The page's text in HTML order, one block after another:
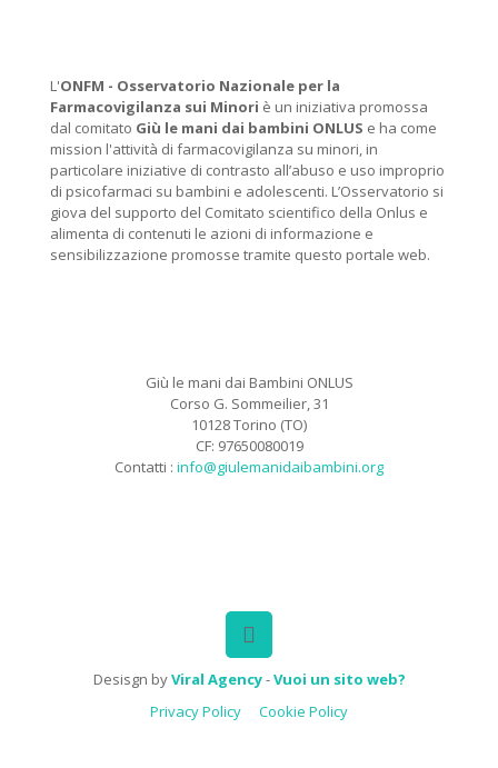
L'ONFM - Osservatorio Nazionale per la
Farmacovigilanza sui Minori è un iniziativa promossa
dal comitato Giù le mani dai bambini ONLUS e ha come
mission l'attività di farmacovigilanza su minori, in
particolare iniziative di contrasto all’abuso e uso improprio
di psicofarmaci su bambini e adolescenti. L’Osservatorio si
giova del supporto del Comitato scientifico della Onlus e
alimenta di contenuti le azioni di informazione e
sensibilizzazione promosse tramite questo portale web.
Giù le mani dai Bambini ONLUS
Corso G. Sommeilier, 31
10128 Torino (TO)
CF: 97650080019
Contatti : info@giulemanidaibambini.org
Desisgn byViral Agency-Vuoi un sito web?
Privacy Policy
Cookie Policy